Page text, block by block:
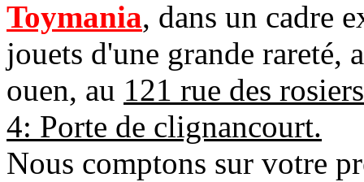
Toymania, dans un cadre
jouets d'une grande rareté,
ouen, au 121 rue des
4: Porte de clignancourt.
Nous comptons sur votre